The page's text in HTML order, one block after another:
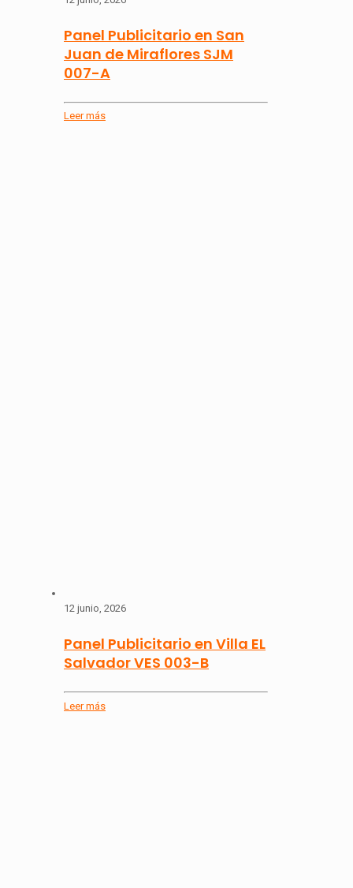
Panel Publicitario en San
Juan de Miraflores SJM
007-A
Leer más
12 junio, 2026
Panel Publicitario en Villa EL
Salvador VES 003-B
Leer más